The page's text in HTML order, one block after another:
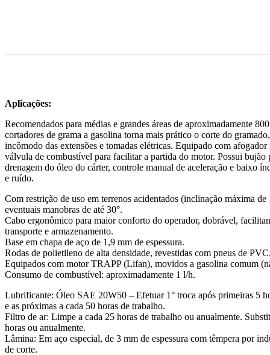
Aplicações:
Recomendados para médias e grandes áreas de aproximadamente
cortadores de grama a gasolina torna mais prático o corte do
incômodo das extensões e tomadas elétricas. Equipado com afogador
válvula de combustível para facilitar a partida do motor. Possui bujão
drenagem do óleo do cárter, controle manual de aceleração e baixo
e ruído.
Com restrição de uso em terrenos acidentados (inclinação máxima de
eventuais manobras de até 30°.
Cabo ergonômico para maior conforto do operador, dobrável,
transporte e armazenamento.
Base em chapa de aço de 1,9 mm de espessura.
Rodas de polietileno de alta densidade, revestidas com pneus de PVC.
Equipados com motor TRAPP (Lifan), movidos a gasolina comum
Consumo de combustível: aproximadamente 1 l/h.
Lubrificante: Óleo SAE 20W50 – Efetuar 1° troca após primeiras 5
e as próximas a cada 50 horas de trabalho.
Filtro de ar: Limpe a cada 25 horas de trabalho ou anualmente.
horas ou anualmente.
Lâmina: Em aço especial, de 3 mm de espessura com têmpera por
de corte.